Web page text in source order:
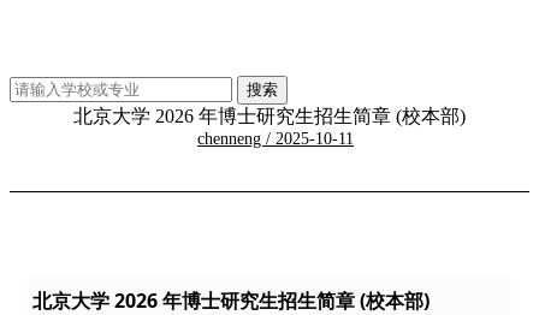
北京大学 2026 年博士研究生招生简章 (校本部)
chenneng / 2025-10-11
北京大学 2026 年博士研究生招生简章 (校本部)